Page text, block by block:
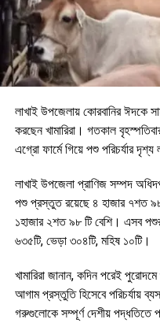
লাখাই উপজেলায় কোরবানির ঈদকে
করছেন খামারিরা। গতকাল
এগ্রো ফার্মে গিয়ে পশু পরিচর্যার
লাখাই উপজেলা প্রাণিজ সম্পদ
পশু প্রস্তুত রয়েছে ৪ হাজার ৭শত ৯৮
১হাজার ২শত ৯৮ টি বেশি। এসব
৬৩৫টি, ভেড়া ৩০৪টি, মহিষ ১০টি।
খামারিরা জানান, কদিন পরেই
আগাম প্রস্তুতি হিসেবে পরিচর্যায়
গরুগুলোকে সম্পূর্ণ দেশীয় পদ্ধতিতে